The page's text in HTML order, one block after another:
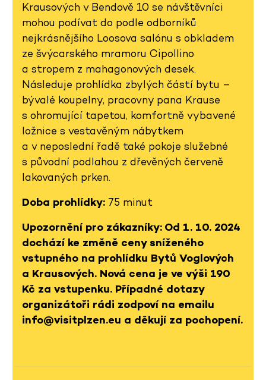
Krausových v Bendově 10 se návštěvníci
mohou podívat do podle odborníků
nejkrásnějšího Loosova salónu s obkladem
ze švýcarského mramoru Cipollino
a stropem z mahagonových desek.
Následuje prohlídka zbylých částí bytu –
bývalé koupelny, pracovny pana Krause
s ohromující tapetou, komfortně vybavené
ložnice s vestavěným nábytkem
a v neposlední řadě také pokoje služebné
s původní podlahou z dřevěných červeně
lakovaných prken.
Doba prohlídky: 75 minut
Upozornění pro zákazníky: Od 1. 10. 2024
dochází ke změně ceny sníženého
vstupného na prohlídku Bytů Voglových
a Krausových. Nová cena je ve výši 190
Kč za vstupenku. Případné dotazy
organizátoři rádi zodpoví na emailu
info@visitplzen.eu a děkují za pochopení.